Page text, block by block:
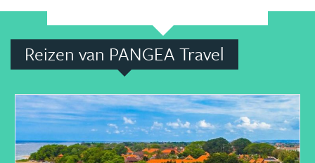
Reizen van PANGEA Travel